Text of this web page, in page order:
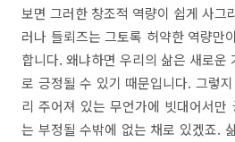
보면 그러한 창조적 역량이 쉽게 사그
러나 들뢰즈는 그토록 허약한 역량만
합니다. 왜냐하면 우리의 삶은 새로운
로 긍정될 수 있기 때문입니다. 그렇
리 주어져 있는 무언가에 빗대어서
는 부정될 수밖에 없는 채로 있겠죠.